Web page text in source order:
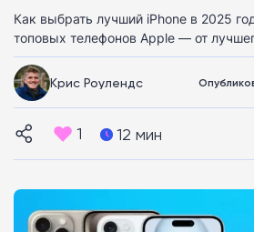
Как выбрать лучший iPhone в 2025
топовых телефонов Apple — от
Крис Роулендс
1 12 мин